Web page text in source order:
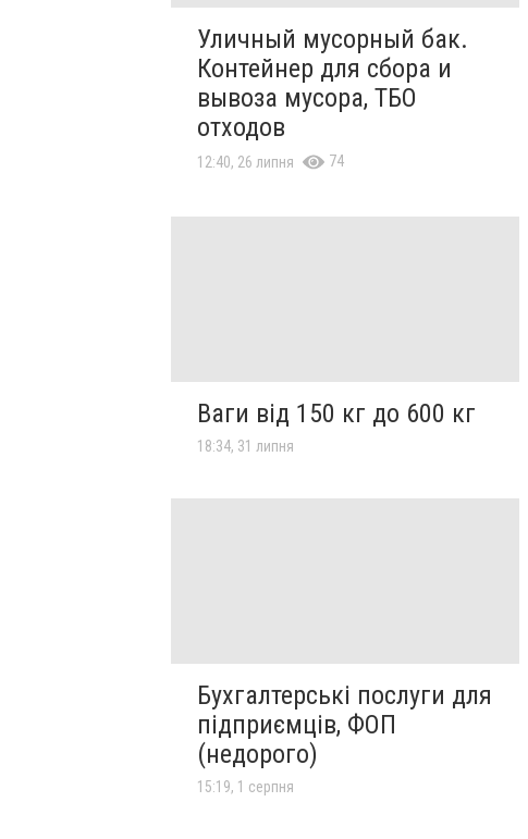
Уличный мусорный бак.
Контейнер для сбора и
вывоза мусора, ТБО
отходов
12:40, 26 липня 74
Ваги від 150 кг до 600 кг
18:34, 31 липня
Бухгалтерські послуги для
підприємців, ФОП
(недорого)
15:19, 1 серпня